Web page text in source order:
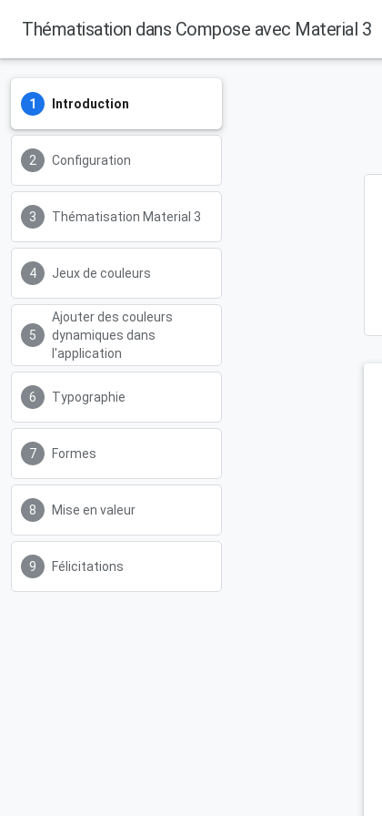
Thématisation dans Compose avec Material 3
Introduction
Configuration
Thématisation Material 3
Jeux de couleurs
Ajouter des couleurs
dynamiques dans
l'application
Typographie
Formes
Mise en valeur
Félicitations